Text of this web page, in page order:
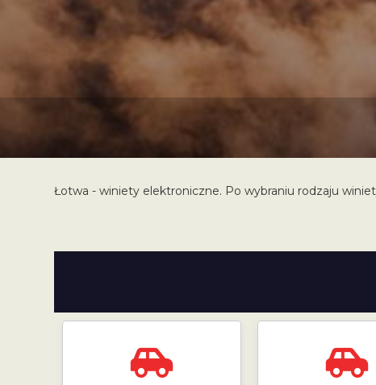
Łotwa - winiety elektroniczne. Po wybraniu rodzaju